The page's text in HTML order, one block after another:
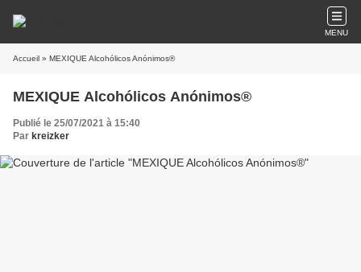
MENU
Accueil » MEXIQUE Alcohólicos Anónimos®
MEXIQUE Alcohólicos Anónimos®
Publié le 25/07/2021 à 15:40
Par kreizker